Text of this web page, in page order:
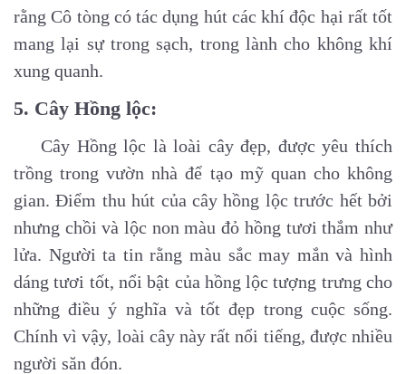
rằng Cô tòng có tác dụng hút các khí độc hại rất tốt
mang lại sự trong sạch, trong lành cho không khí
xung quanh.
5. Cây Hồng lộc:
Cây Hồng lộc là loài cây đẹp, được yêu thích
trồng trong vườn nhà để tạo mỹ quan cho không
gian. Điểm thu hút của cây hồng lộc trước hết bởi
nhưng chồi và lộc non màu đỏ hồng tươi thắm như
lửa. Người ta tin rằng màu sắc may mắn và hình
dáng tươi tốt, nổi bật của hồng lộc tượng trưng cho
những điều ý nghĩa và tốt đẹp trong cuộc sống.
Chính vì vậy, loài cây này rất nổi tiếng, được nhiều
người săn đón.